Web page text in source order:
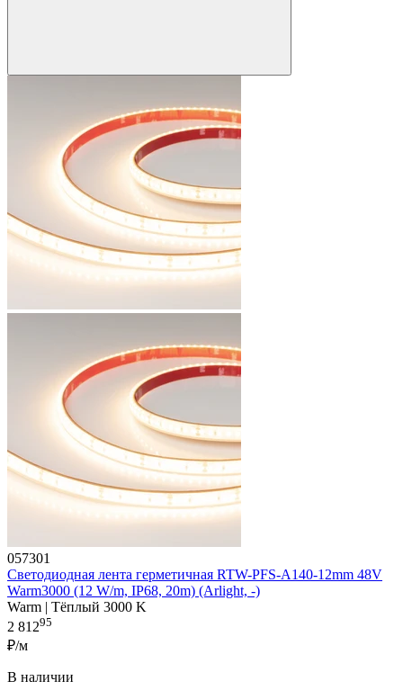
057301
Светодиодная лента герметичная RTW-PFS-A140-12mm 48V
Warm3000 (12 W/m, IP68, 20m) (Arlight, -)
Warm | Тёплый 3000 K
2 81295
₽/м
В наличии